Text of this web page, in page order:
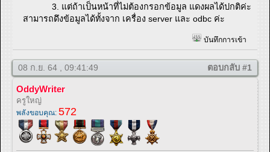
3. แต่ถ้าเป็นหน้าที่ไม่ต้องกรอกข้อมูล แดงผลได้ปกติค่ะ
สามารถดึงข้อมูลได้ทั้งจาก เครื่อง server และ odbc ค่ะ
บันทึกการเข้า
08 ก.ย. 64 , 09:41:49 ตอบกลับ #1
OddyWriter
ครูใหญ่
พลังขอบคุณ: 572